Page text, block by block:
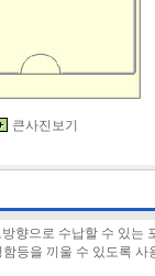
큰사진보기
향으로 수납할 수 있는
등을 끼울 수 있도록 사